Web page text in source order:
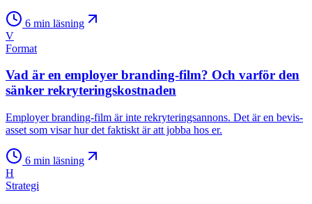
6 min läsning
V
Format
Vad är en employer branding-film? Och varför den
sänker rekryteringskostnaden
Employer branding-film är inte rekryteringsannons. Det är en bevis-
asset som visar hur det faktiskt är att jobba hos er.
6 min läsning
H
Strategi